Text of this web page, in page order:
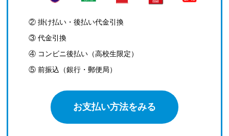
② 掛け払い・後払い代金引換
③ 代金引換
④ コンビニ後払い（高校生限定）
⑤ 前振込（銀行・郵便局）
お支払い方法をみる